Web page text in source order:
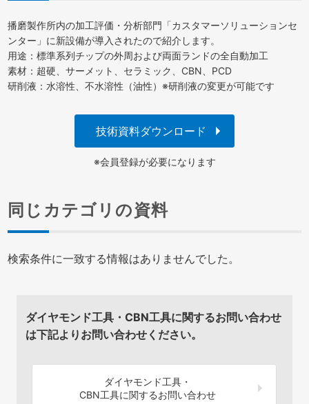
播磨製作所内の加工評価・分析部門「カスタマーソリューションセ
ンター」に新設備が導入されたので紹介します。
用途：標準系列チップの外周および両面ランドの全自動加工
素材：超硬、サーメット、セラミック、CBN、PCD
研削液：水溶性、不水溶性（油性）※研削液の変更が可能です
技術資料ダウンロード
※会員登録が必要になります
同じカテゴリの資料
検索条件に一致する情報はありませんでした。
ダイヤモンド工具・CBN工具に関するお問い合わせ
は下記よりお問い合わせください。
ダイヤモンド工具・
CBN工具に関するお問い合わせ